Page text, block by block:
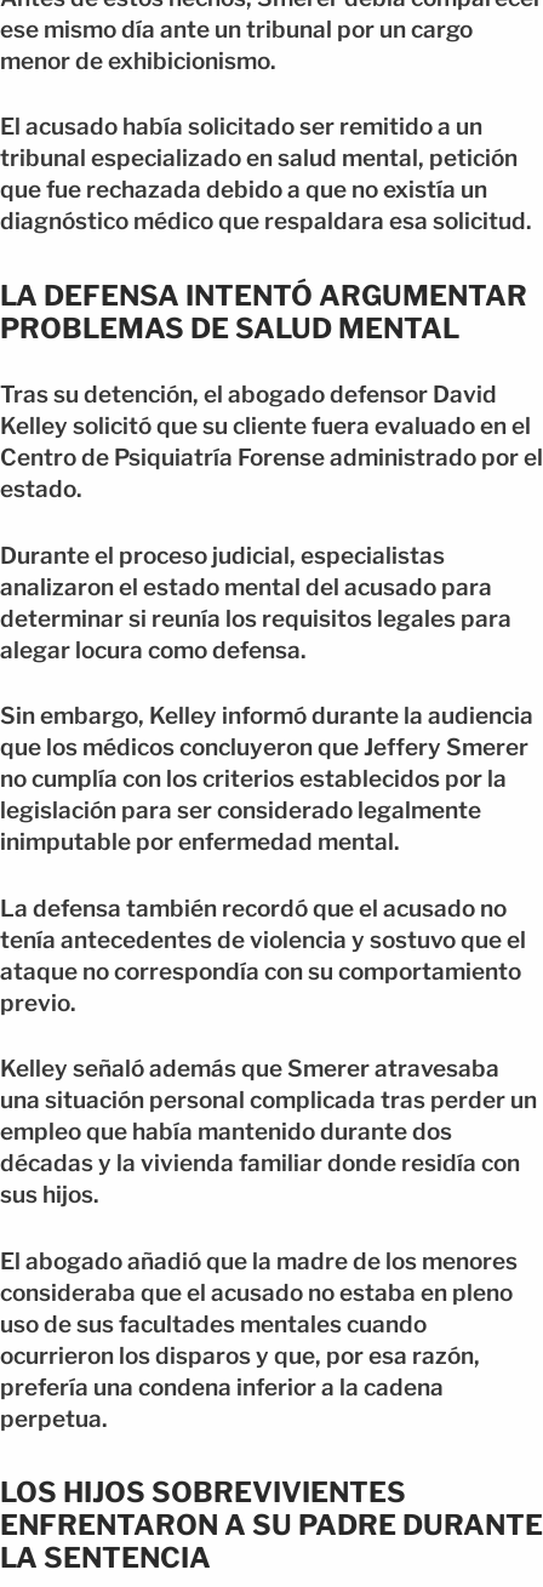
ese mismo día ante un tribunal por un cargo
menor de exhibicionismo.
El acusado había solicitado ser remitido a un
tribunal especializado en salud mental, petición
que fue rechazada debido a que no existía un
diagnóstico médico que respaldara esa solicitud.
LA DEFENSA INTENTÓ ARGUMENTAR
PROBLEMAS DE SALUD MENTAL
Tras su detención, el abogado defensor David
Kelley solicitó que su cliente fuera evaluado en el
Centro de Psiquiatría Forense administrado por el
estado.
Durante el proceso judicial, especialistas
analizaron el estado mental del acusado para
determinar si reunía los requisitos legales para
alegar locura como defensa.
Sin embargo, Kelley informó durante la audiencia
que los médicos concluyeron que Jeffery Smerer
no cumplía con los criterios establecidos por la
legislación para ser considerado legalmente
inimputable por enfermedad mental.
La defensa también recordó que el acusado no
tenía antecedentes de violencia y sostuvo que el
ataque no correspondía con su comportamiento
previo.
Kelley señaló además que Smerer atravesaba
una situación personal complicada tras perder un
empleo que había mantenido durante dos
décadas y la vivienda familiar donde residía con
sus hijos.
El abogado añadió que la madre de los menores
consideraba que el acusado no estaba en pleno
uso de sus facultades mentales cuando
ocurrieron los disparos y que, por esa razón,
prefería una condena inferior a la cadena
perpetua.
LOS HIJOS SOBREVIVIENTES
ENFRENTARON A SU PADRE DURANTE
LA SENTENCIA